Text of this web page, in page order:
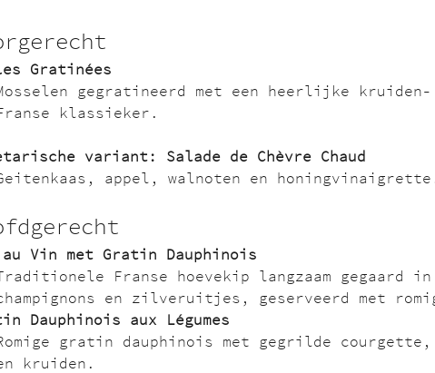
Gratinées
gegratineerd met een heerlijke
klassieker.
variant: Salade de Chèvre Chaud
appel, walnoten en
au Vin met Gratin Dauphinois
Franse hoevekip langzaam gegaard
en zilveruitjes, geserveerd met
Dauphinois aux Légumes
gratin dauphinois met gegrilde
kruiden.